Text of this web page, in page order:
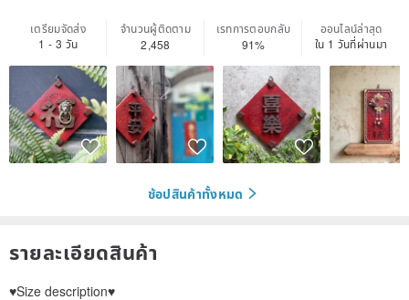
เตรียมจัดส่ง
1 - 3 วัน
จำนวนผู้ติดตาม
2,458
เรทการตอบกลับ
91%
ออนไลน์ล่าสุด
ใน 1 วันที่ผ่านมา
ช้อปสินค้าทั้งหมด
รายละเอียดสินค้า
♥Size description♥